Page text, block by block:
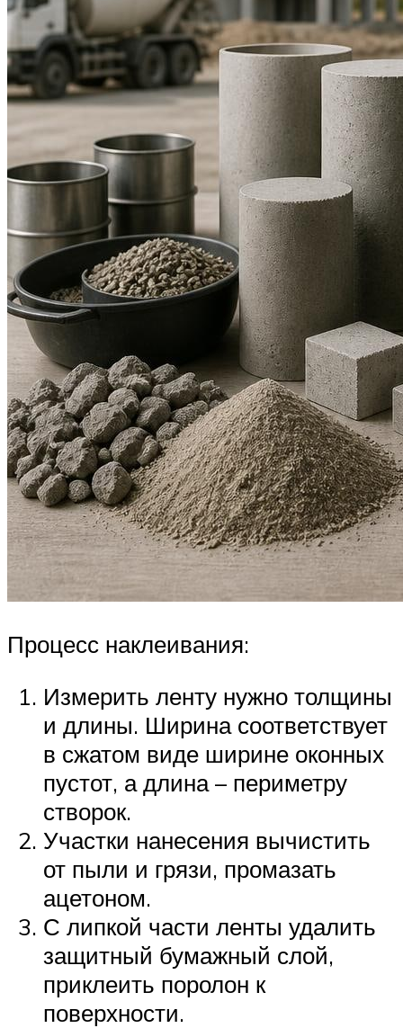
Процесс наклеивания:
Измерить ленту нужно толщины
и длины. Ширина соответствует
в сжатом виде ширине оконных
пустот, а длина – периметру
створок.
Участки нанесения вычистить
от пыли и грязи, промазать
ацетоном.
С липкой части ленты удалить
защитный бумажный слой,
приклеить поролон к
поверхности.